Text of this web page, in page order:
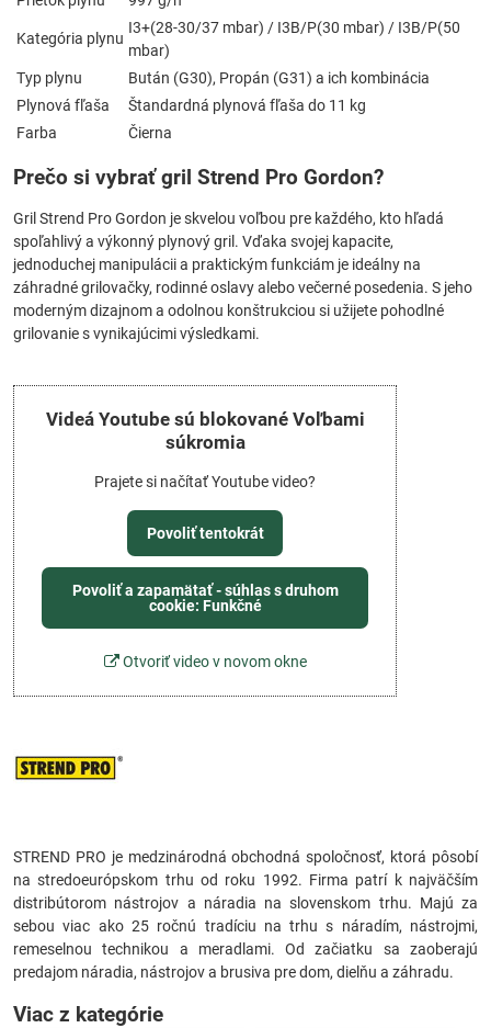
Kategória plynu
I3+(28-30/37 mbar) / I3B/P(30 mbar) / I3B/P(50
mbar)
Typ plynu
Bután (G30), Propán (G31) a ich kombinácia
Plynová fľaša
Štandardná plynová fľaša do 11 kg
Farba
Čierna
Prečo si vybrať gril Strend Pro Gordon?
Gril Strend Pro Gordon je skvelou voľbou pre každého, kto hľadá
spoľahlivý a výkonný plynový gril. Vďaka svojej kapacite,
jednoduchej manipulácii a praktickým funkciám je ideálny na
záhradné grilovačky, rodinné oslavy alebo večerné posedenia. S jeho
moderným dizajnom a odolnou konštrukciou si užijete pohodlné
grilovanie s vynikajúcimi výsledkami.
Videá Youtube sú blokované Voľbami
súkromia
Prajete si načítať Youtube video?
Povoliť tentokrát
Povoliť a zapamätať - súhlas s druhom
cookie: Funkčné
Otvoriť video v novom okne
STREND PRO je medzinárodná obchodná spoločnosť, ktorá pôsobí
na stredoeurópskom trhu od roku 1992. Firma patrí k najväčším
distribútorom nástrojov a náradia na slovenskom trhu. Majú za
sebou viac ako 25 ročnú tradíciu na trhu s náradím, nástrojmi,
remeselnou technikou a meradlami. Od začiatku sa zaoberajú
predajom náradia, nástrojov a brusiva pre dom, dielňu a záhradu.
Viac z kategórie